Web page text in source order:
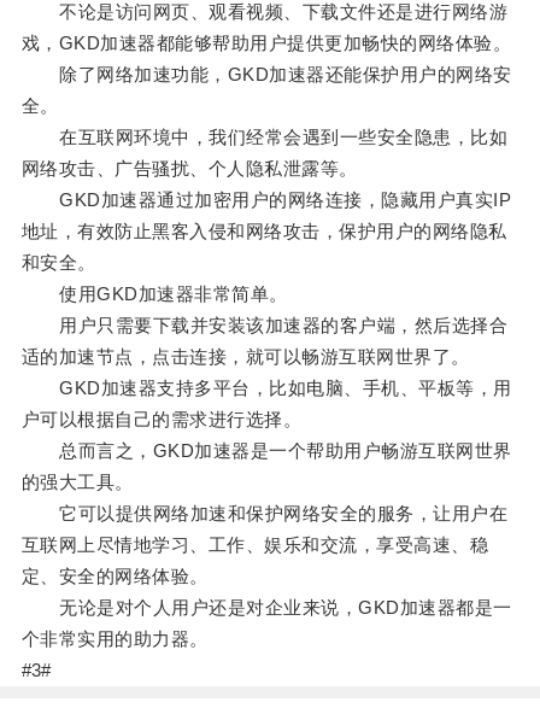
不论是访问网页、观看视频、下载文件还是进行网络游
戏，GKD加速器都能够帮助用户提供更加畅快的网络体验。
除了网络加速功能，GKD加速器还能保护用户的网络安
全。
在互联网环境中，我们经常会遇到一些安全隐患，比如
网络攻击、广告骚扰、个人隐私泄露等。
GKD加速器通过加密用户的网络连接，隐藏用户真实IP
地址，有效防止黑客入侵和网络攻击，保护用户的网络隐私
和安全。
使用GKD加速器非常简单。
用户只需要下载并安装该加速器的客户端，然后选择合
适的加速节点，点击连接，就可以畅游互联网世界了。
GKD加速器支持多平台，比如电脑、手机、平板等，用
户可以根据自己的需求进行选择。
总而言之，GKD加速器是一个帮助用户畅游互联网世界
的强大工具。
它可以提供网络加速和保护网络安全的服务，让用户在
互联网上尽情地学习、工作、娱乐和交流，享受高速、稳
定、安全的网络体验。
无论是对个人用户还是对企业来说，GKD加速器都是一
个非常实用的助力器。
#3#